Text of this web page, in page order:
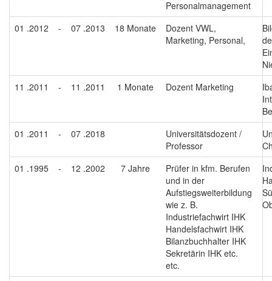
Personalmanagement
01 .2012 - 07 .2013 18 Monate
Dozent VWL,
Marketing, Personal,
11 .2011
- 11 .2011 1 Monate Dozent Marketing
01 .2011
- 07 .2018
Universitätsdozent /
Professor
01 .1995
- 12 .2002 7 Jahre
Prüfer in kfm. Berufen
und in der
Aufstiegsweiterbildung
wie z. B.
Industriefachwirt IHK
Handelsfachwirt IHK
Bilanzbuchhalter IHK
Sekretärin IHK etc.
etc.